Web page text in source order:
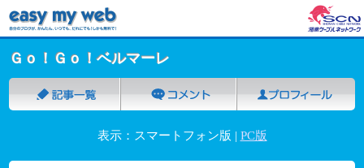
Ｇｏ！Ｇｏ！ベルマーレ
表示：スマートフォン版 | PC版